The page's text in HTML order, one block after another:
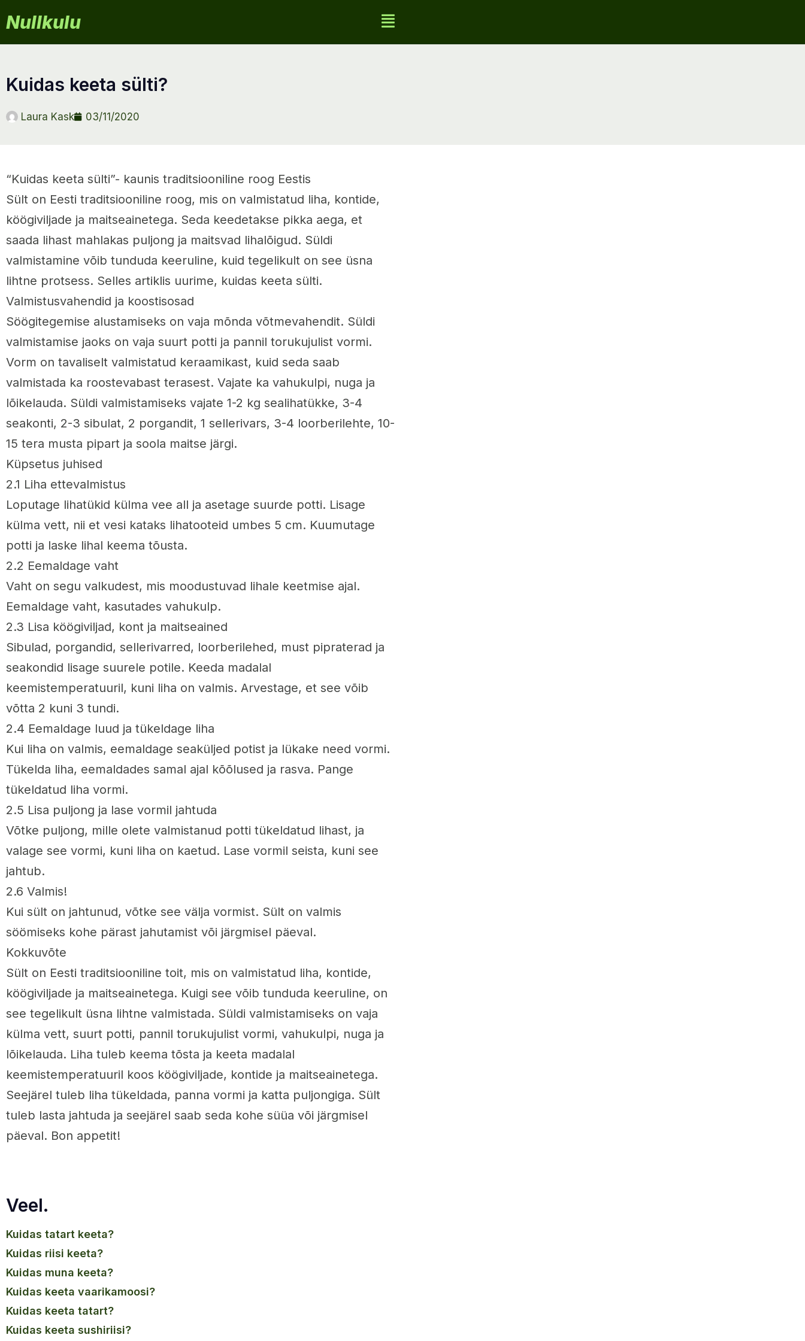
Nullkulu
kuidas keeta sülti?
Laura Kask 03/11/2020
“Kuidas keeta sülti”- kaunis traditsiooniline roog Eestis
Sült on Eesti traditsiooniline roog, mis on valmistatud liha, kontide,
köögiviljade ja maitseainetega. Seda keedetakse pikka aega, et
saada lihast mahlakas puljong ja maitsvad lihalõigud. Süldi
valmistamine võib tunduda keeruline, kuid tegelikult on see üsna
lihtne protsess. Selles artiklis uurime, kuidas keeta sülti.
Valmistusvahendid ja koostisosad
Söögitegemise alustamiseks on vaja mõnda võtmevahendit. Süldi
valmistamise jaoks on vaja suurt potti ja pannil torukujulist vormi.
Vorm on tavaliselt valmistatud keraamikast, kuid seda saab
valmistada ka roostevabast terasest. Vajate ka vahukulpi, nuga ja
lõikelauda. Süldi valmistamiseks vajate 1-2 kg sealihatükke, 3-4
seakonti, 2-3 sibulat, 2 porgandit, 1 sellerivars, 3-4 loorberilehte, 10-
15 tera musta pipart ja soola maitse järgi.
Küpsetus juhised
2.1 Liha ettevalmistus
Loputage lihatükid külma vee all ja asetage suurde potti. Lisage
külma vett, nii et vesi kataks lihatooteid umbes 5 cm. Kuumutage
potti ja laske lihal keema tõusta.
2.2 Eemaldage vaht
Vaht on segu valkudest, mis moodustuvad lihale keetmise ajal.
Eemaldage vaht, kasutades vahukulp.
2.3 Lisa köögiviljad, kont ja maitseained
Sibulad, porgandid, sellerivarred, loorberilehed, must pipraterad ja
seakondid lisage suurele potile. Keeda madalal
keemistemperatuuril, kuni liha on valmis. Arvestage, et see võib
võtta 2 kuni 3 tundi.
2.4 Eemaldage luud ja tükeldage liha
Kui liha on valmis, eemaldage seaküljed potist ja lükake need vormi.
Tükelda liha, eemaldades samal ajal kõõlused ja rasva. Pange
tükeldatud liha vormi.
2.5 Lisa puljong ja lase vormil jahtuda
Võtke puljong, mille olete valmistanud potti tükeldatud lihast, ja
valage see vormi, kuni liha on kaetud. Lase vormil seista, kuni see
jahtub.
2.6 Valmis!
Kui sült on jahtunud, võtke see välja vormist. Sült on valmis
söömiseks kohe pärast jahutamist või järgmisel päeval.
Kokkuvõte
Sült on Eesti traditsiooniline toit, mis on valmistatud liha, kontide,
köögiviljade ja maitseainetega. Kuigi see võib tunduda keeruline, on
see tegelikult üsna lihtne valmistada. Süldi valmistamiseks on vaja
külma vett, suurt potti, pannil torukujulist vormi, vahukulpi, nuga ja
lõikelauda. Liha tuleb keema tõsta ja keeta madalal
keemistemperatuuril koos köögiviljade, kontide ja maitseainetega.
Seejärel tuleb liha tükeldada, panna vormi ja katta puljongiga. Sült
tuleb lasta jahtuda ja seejärel saab seda kohe süüa või järgmisel
päeval. Bon appetit!
Veel.
kuidas tatart keeta?
kuidas riisi keeta?
kuidas muna keeta?
kuidas keeta vaarikamoosi?
kuidas keeta tatart?
kuidas keeta sushiriisi?